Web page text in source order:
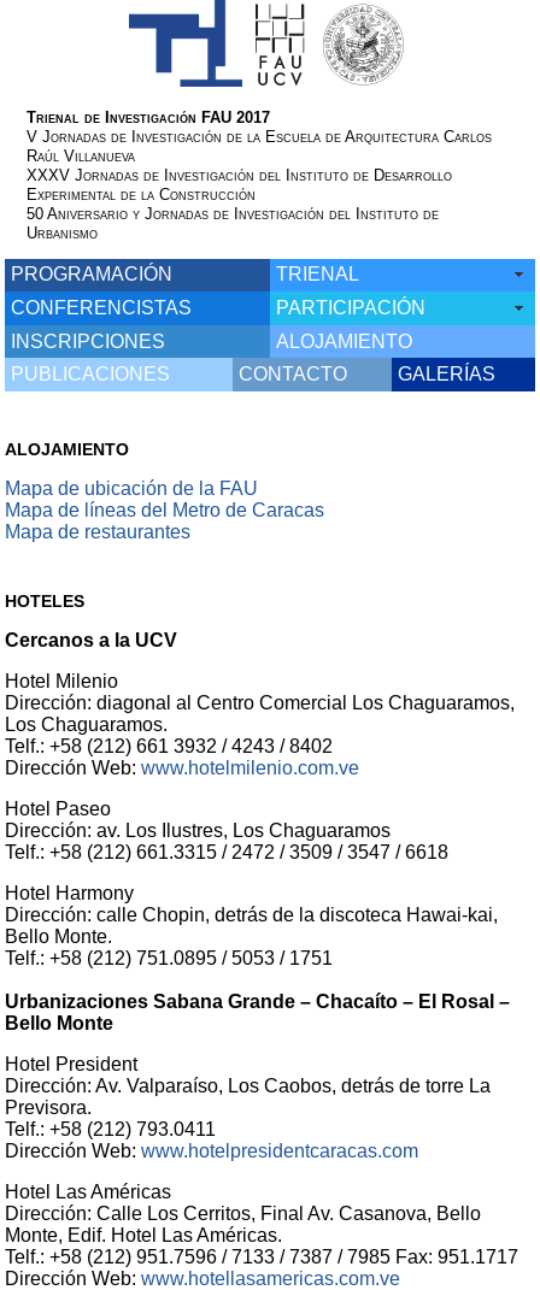
Trienal de Investigación FAU 2017
V Jornadas de Investigación de la Escuela de Arquitectura Carlos
Raúl Villanueva
XXXV Jornadas de Investigación del Instituto de Desarrollo
Experimental de la Construcción
50 Aniversario y Jornadas de Investigación del Instituto de
Urbanismo
PROGRAMACIÓN
TRIENAL
CONFERENCISTAS
PARTICIPACIÓN
INSCRIPCIONES
ALOJAMIENTO
PUBLICACIONES
CONTACTO GALERÍAS
ALOJAMIENTO
Mapa de ubicación de la FAU
Mapa de líneas del Metro de Caracas
Mapa de restaurantes
HOTELES
Cercanos a la UCV
Hotel Milenio
Dirección: diagonal al Centro Comercial Los Chaguaramos,
Los Chaguaramos.
Telf.: +58 (212) 661 3932 / 4243 / 8402
Dirección Web:www.hotelmilenio.com.ve
Hotel Paseo
Dirección: av. Los Ilustres, Los Chaguaramos
Telf.: +58 (212) 661.3315 / 2472 / 3509 / 3547 / 6618
Hotel Harmony
Dirección: calle Chopin, detrás de la discoteca Hawai-kai,
Bello Monte.
Telf.: +58 (212) 751.0895 / 5053 / 1751
Urbanizaciones Sabana Grande – Chacaíto – El Rosal –
Bello Monte
Hotel President
Dirección: Av. Valparaíso, Los Caobos, detrás de torre La
Previsora.
Telf.: +58 (212) 793.0411
Dirección Web:www.hotelpresidentcaracas.com
Hotel Las Américas
Dirección: Calle Los Cerritos, Final Av. Casanova, Bello
Monte, Edif. Hotel Las Américas.
Telf.: +58 (212) 951.7596 / 7133 / 7387 / 7985 Fax: 951.1717
Dirección Web:www.hotellasamericas.com.ve